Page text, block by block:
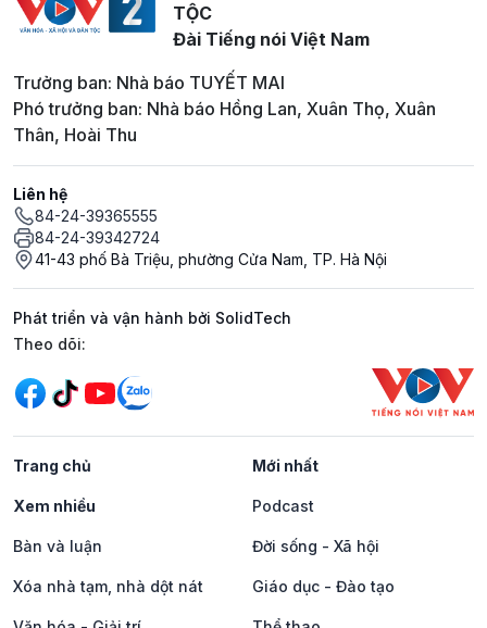
TỘC
Đài Tiếng nói Việt Nam
Trưởng ban: Nhà báo TUYẾT MAI
Phó trưởng ban: Nhà báo Hồng Lan, Xuân Thọ, Xuân
Thân, Hoài Thu
Liên hệ
84-24-39365555
84-24-39342724
41-43 phố Bà Triệu, phường Cửa Nam, TP. Hà Nội
Phát triển và vận hành bởi SolidTech
Mạng xã hội
Theo dõi:
Trang chủ Mới nhất
Xem nhiều Podcast
Bàn và luận Đời sống - Xã hội
Xóa nhà tạm, nhà dột nát Giáo dục - Đào tạo